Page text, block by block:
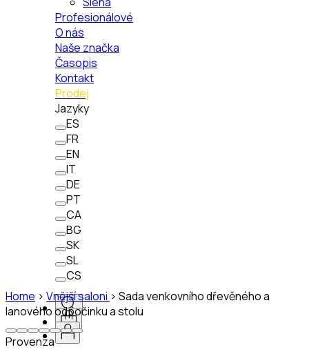
Profesionálové
O nás
Naše značka
Časopis
Kontakt
Prodej
Jazyky
ES
FR
EN
IT
DE
PT
CA
BG
SK
SL
CS
Home > Vnější saloni > Sada venkovního dřevěného a
lanového odpočinku a stolu
Provenza